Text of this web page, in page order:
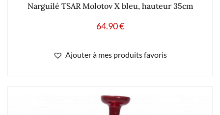
Narguilé TSAR Molotov X bleu, hauteur 35cm
64.90€
Ajouter à mes produits favoris